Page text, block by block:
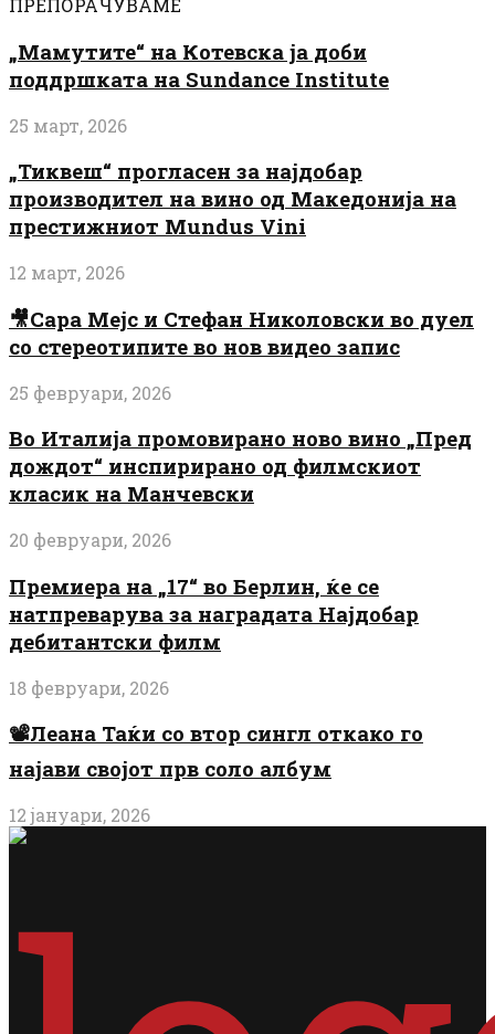
ПРЕПОРАЧУВАМЕ
„Мамутите“ на Котевска ја доби
поддршката на Sundance Institute
25 март, 2026
„Тиквеш“ прогласен за најдобар
производител на вино од Македонија на
престижниот Mundus Vini
12 март, 2026
🎥Сара Мејс и Стефан Николовски во дуел
со стереотипите во нов видео запис
25 февруари, 2026
Во Италија промовирано ново вино „Пред
дождот“ инспирирано од филмскиот
класик на Манчевски
20 февруари, 2026
Премиера на „17“ во Берлин, ќе се
натпреварува за наградата Најдобар
дебитантски филм
18 февруари, 2026
📽️Леана Таќи со втор сингл откако го
најави својот прв соло албум
12 јануари, 2026